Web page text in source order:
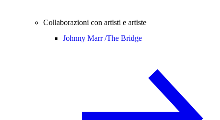
Collaborazioni con artisti e artiste
Johnny Marr /The Bridge